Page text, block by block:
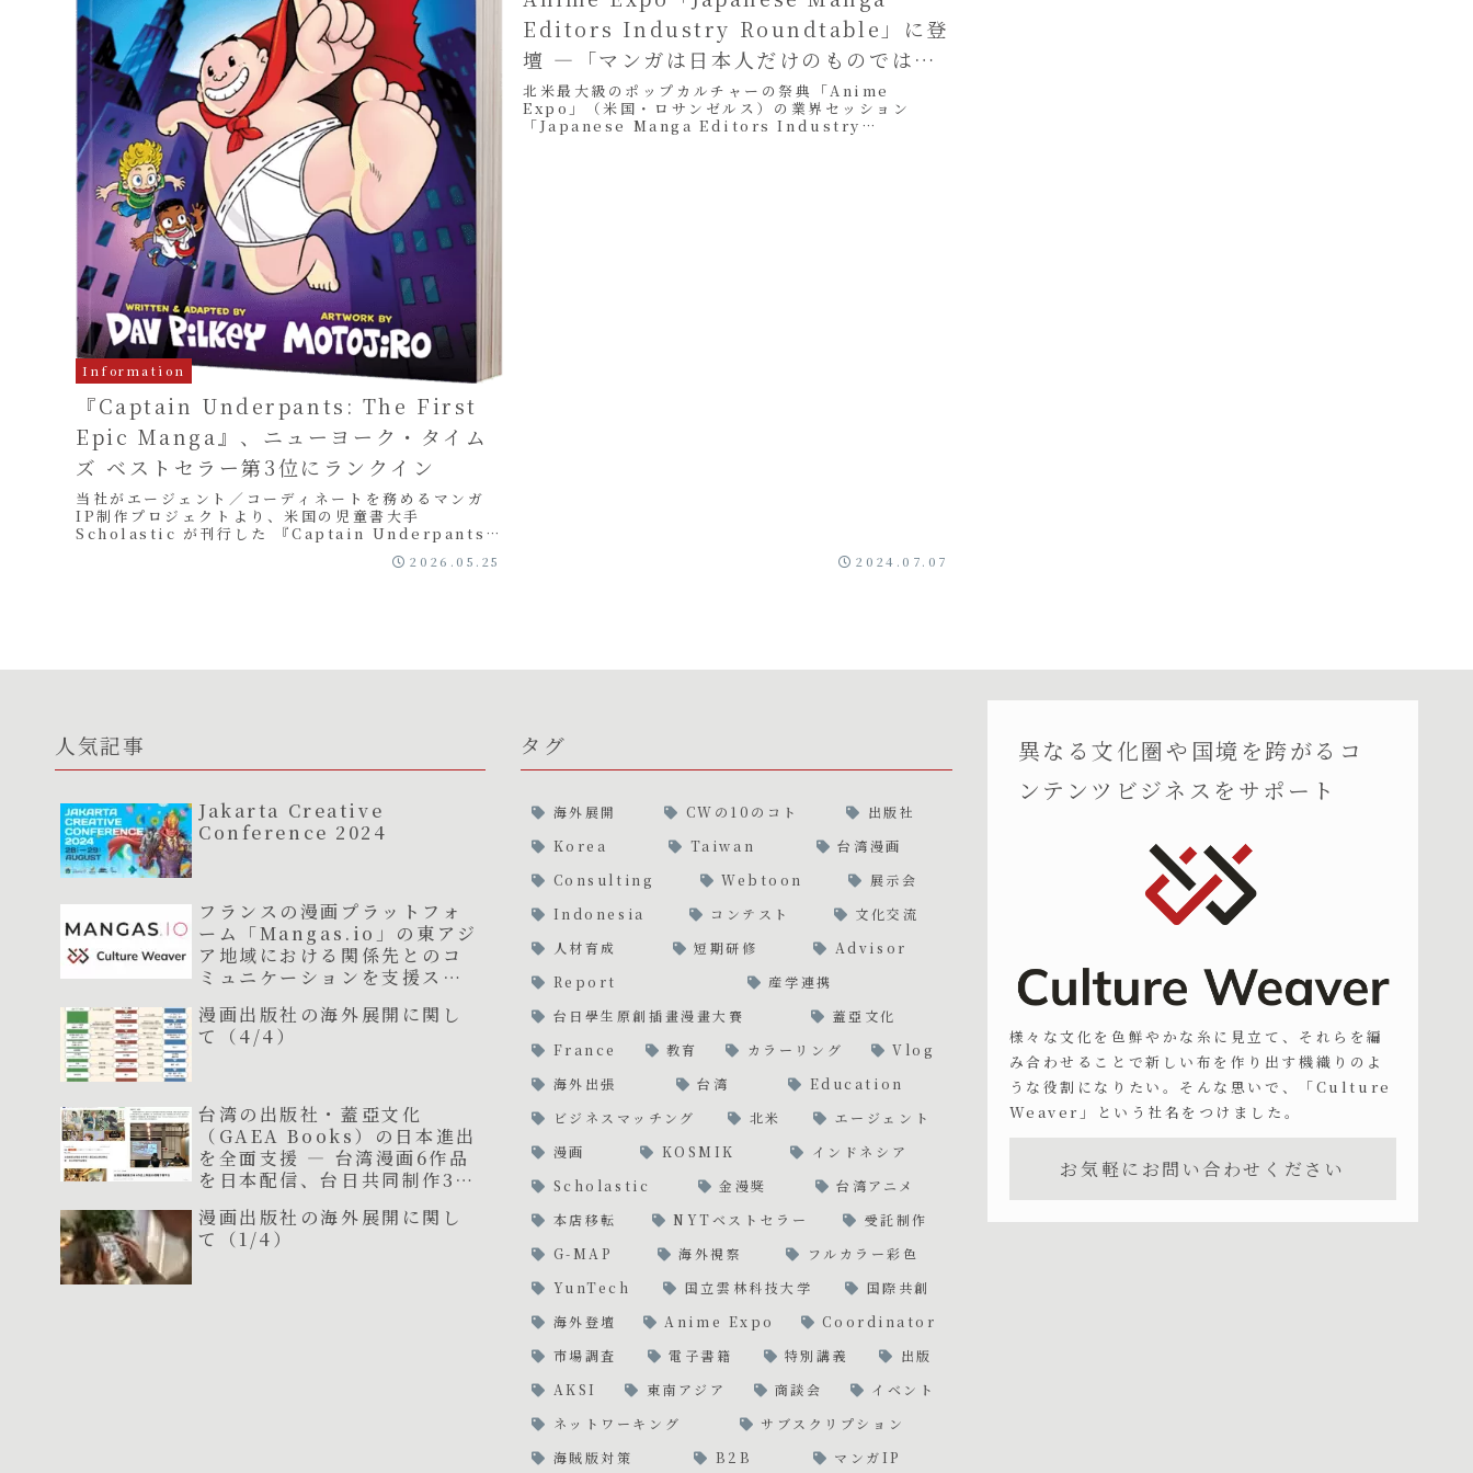
Information
『Captain Underpants: The First
Epic Manga』、ニューヨーク・タイム
ズ ベストセラー第3位にランクイン
当社がエージェント／コーディネートを務めるマンガ
IP制作プロジェクトより、米国の児童書大手
Scholastic が刊行した 『Captain Underpants:
2026.05.25
Editors Industry Roundtable」に登
壇 ―「マンガは日本人だけのものではな
い」という視点
北米最大級のポップカルチャーの祭典「Anime
Expo」（米国・ロサンゼルス）の業界セッション
「Japanese Manga Editors Industry
2024.07.07
人気記事
Jakarta Creative
Conference 2024
フランスの漫画プラットフォ
ーム「Mangas.io」の東アジ
ア地域における関係先とのコ
ミュニケーションを支援スタ
漫画出版社の海外展開に関し
て（4/4）
台湾の出版社・蓋亞文化
（GAEA Books）の日本進出
を全面支援 ― 台湾漫画6作品
を日本配信、台日共同制作3作
漫画出版社の海外展開に関し
て（1/4）
タグ
海外展開 CWの10のコト
出版社
Korea
Taiwan
台湾漫画
Consulting
Webtoon
展示会
Indonesia
コンテスト
文化交流
人材育成
短期研修
Advisor
Report
産学連携
台日學生原創插畫漫畫大賽
蓋亞文化
France
教育 カラーリング
Vlog
海外出張
台湾
Education
ビジネスマッチング
北米
エージェント
漫画
KOSMIK
インドネシア
Scholastic
金漫獎
台湾アニメ
本店移転
NYTベストセラー
受託制作
G-MAP
海外視察
フルカラー彩色
YunTech
国立雲林科技大学
国際共創
海外登壇
Anime Expo
Coordinator
市場調査
電子書籍 特別講義
出版
AKSI
東南アジア 商談会
イベント
ネットワーキング
サブスクリプション
海賊版対策
B2B マンガIP
異なる文化圏や国境を跨がるコ
ンテンツビジネスをサポート
様々な文化を色鮮やかな糸に見立て、それらを編
み合わせることで新しい布を作り出す機織りのよ
うな役割になりたい。そんな思いで、「Culture
Weaver」という社名をつけました。
お気軽にお問い合わせください